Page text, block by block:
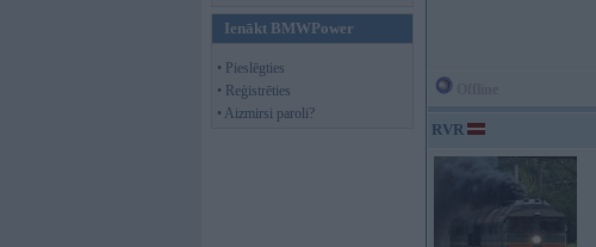
Ienākt BMWPower
• Pieslēgties
• Reģistrēties
• Aizmirsi paroli?
RVR